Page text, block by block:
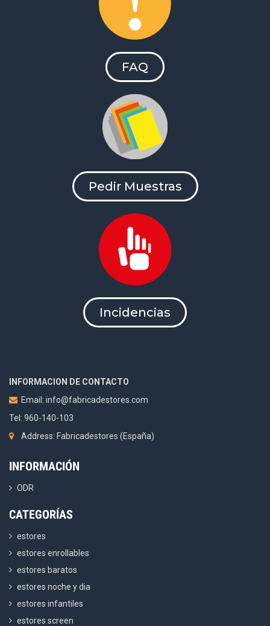
FAQ
Pedir Muestras
Incidencias
INFORMACION DE CONTACTO
Email: info@fabricadestores.com
Tel: 960-140-103
Address: Fabricadestores (España)
INFORMACIÓN
ODR
CATEGORÍAS
estores
estores enrollables
estores baratos
estores noche y dia
estores infantiles
estores screen